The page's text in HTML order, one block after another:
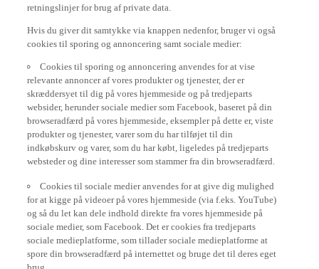
Hvis du giver dit samtykke via knappen nedenfor, bruger vi også
cookies til sporing og annoncering samt sociale medier:
relevante annoncer af vores produkter og tjenester, der er
skræddersyet til dig på vores hjemmeside og på tredjeparts
websider, herunder sociale medier som Facebook, baseret på din
browseradfærd på vores hjemmeside, eksempler på dette er, viste
produkter og tjenester, varer som du har tilføjet til din
indkøbskurv og varer, som du har købt, ligeledes på tredjeparts
websteder og dine interesser som stammer fra din browseradfærd.
for at kigge på videoer på vores hjemmeside (via f.eks. YouTube)
og så du let kan dele indhold direkte fra vores hjemmeside på
sociale medier, som Facebook. Det er cookies fra tredjeparts
sociale medieplatforme, som tillader sociale medieplatforme at
spore din browseradfærd på internettet og bruge det til deres eget
brug.